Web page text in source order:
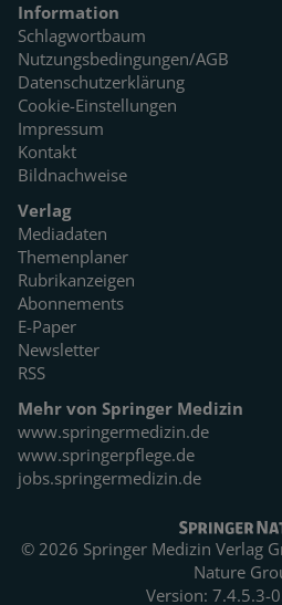
Information
Schlagwortbaum
Nutzungsbedingungen/AGB
Datenschutzerklärung
Cookie-Einstellungen
Impressum
Kontakt
Bildnachweise
Verlag
Mediadaten
Themenplaner
Rubrikanzeigen
Abonnements
E-Paper
Newsletter
RSS
Mehr von Springer Medizin
www.springermedizin.de
www.springerpflege.de
jobs.springermedizin.de
© 2026 Springer Medizin Verlag
Nature
Version: 7.4.5.3-